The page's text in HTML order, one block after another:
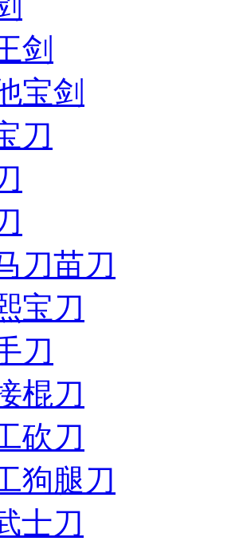
剑
宝剑
刀
刀苗刀
宝刀
刀
棍刀
砍刀
狗腿刀
士刀